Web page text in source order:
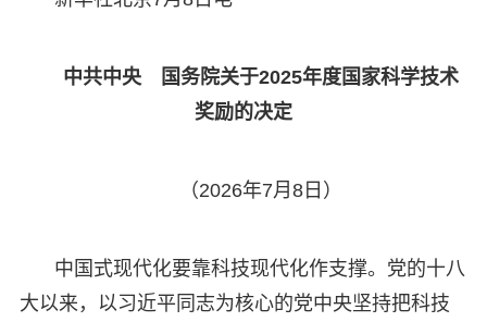
中共中央 国务院关于2025年度国家科学技术
奖励的决定
（2026年7月8日）
中国式现代化要靠科技现代化作支撑。党的十八
大以来，以习近平同志为核心的党中央坚持把科技